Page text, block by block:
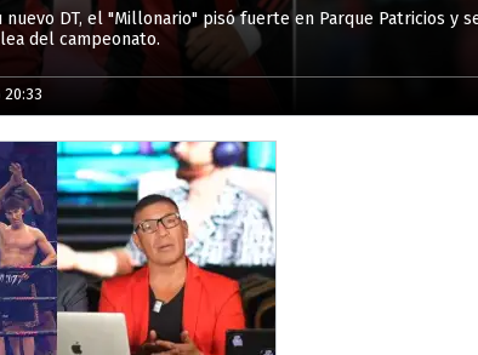
nuevo DT, el "Millonario" pisó fuerte en Parque Patricios y
del campeonato.
20:33